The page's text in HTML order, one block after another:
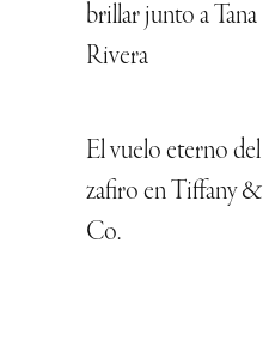
brillar junto a Tana
Rivera
El vuelo eterno del
zafiro en Tiffany &
Co.